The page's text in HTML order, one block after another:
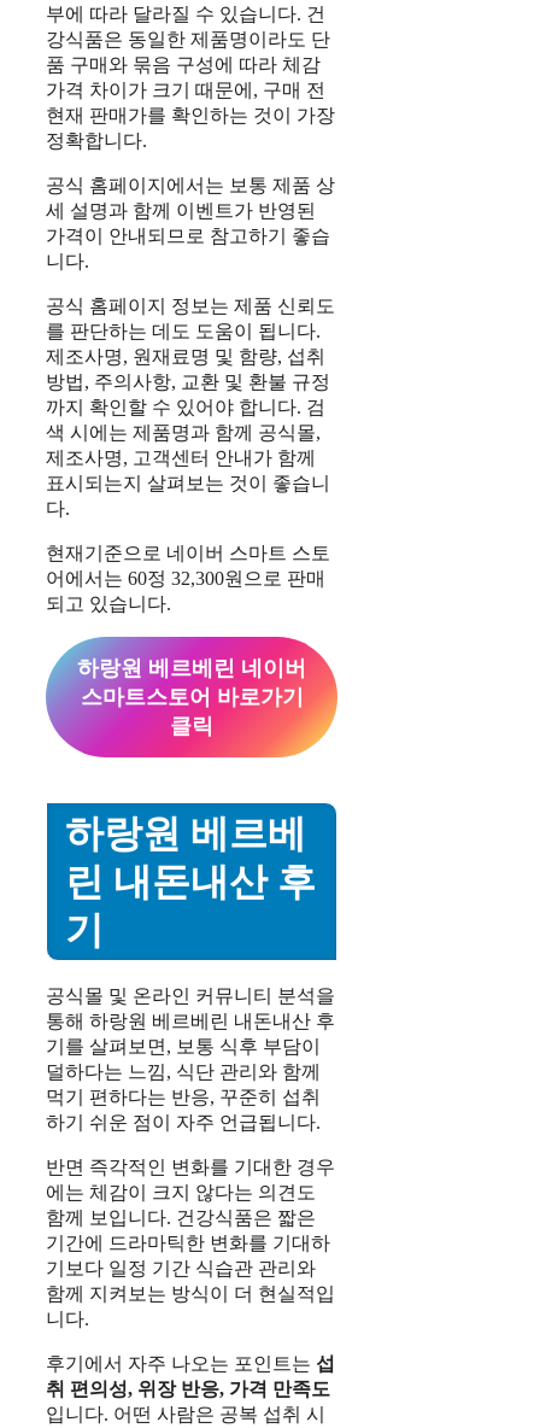
부에 따라 달라질 수 있습니다. 건
강식품은 동일한 제품명이라도 단
품 구매와 묶음 구성에 따라 체감
가격 차이가 크기 때문에, 구매 전
현재 판매가를 확인하는 것이 가장
정확합니다.
공식 홈페이지에서는 보통 제품 상
세 설명과 함께 이벤트가 반영된
가격이 안내되므로 참고하기 좋습
니다.
공식 홈페이지 정보는 제품 신뢰도
를 판단하는 데도 도움이 됩니다.
제조사명, 원재료명 및 함량, 섭취
방법, 주의사항, 교환 및 환불 규정
까지 확인할 수 있어야 합니다. 검
색 시에는 제품명과 함께 공식몰,
제조사명, 고객센터 안내가 함께
표시되는지 살펴보는 것이 좋습니
다.
현재기준으로 네이버 스마트 스토
어에서는 60정 32,300원으로 판매
되고 있습니다.
하랑원 베르베린 네이버
스마트스토어 바로가기
클릭
하랑원 베르베
린 내돈내산 후
기
공식몰 및 온라인 커뮤니티 분석을
통해 하랑원 베르베린 내돈내산 후
기를 살펴보면, 보통 식후 부담이
덜하다는 느낌, 식단 관리와 함께
먹기 편하다는 반응, 꾸준히 섭취
하기 쉬운 점이 자주 언급됩니다.
반면 즉각적인 변화를 기대한 경우
에는 체감이 크지 않다는 의견도
함께 보입니다. 건강식품은 짧은
기간에 드라마틱한 변화를 기대하
기보다 일정 기간 식습관 관리와
함께 지켜보는 방식이 더 현실적입
니다.
후기에서 자주 나오는 포인트는 섭
취 편의성, 위장 반응, 가격 만족도
입니다. 어떤 사람은 공복 섭취 시